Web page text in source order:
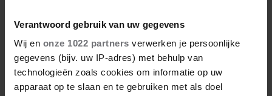
Verantwoord gebruik van uw gegevens
Wij en onze 1022 partners verwerken je persoonlijke
gegevens (bijv. uw IP-adres) met behulp van
technologieën zoals cookies om informatie op uw
apparaat op te slaan en te gebruiken met als doel